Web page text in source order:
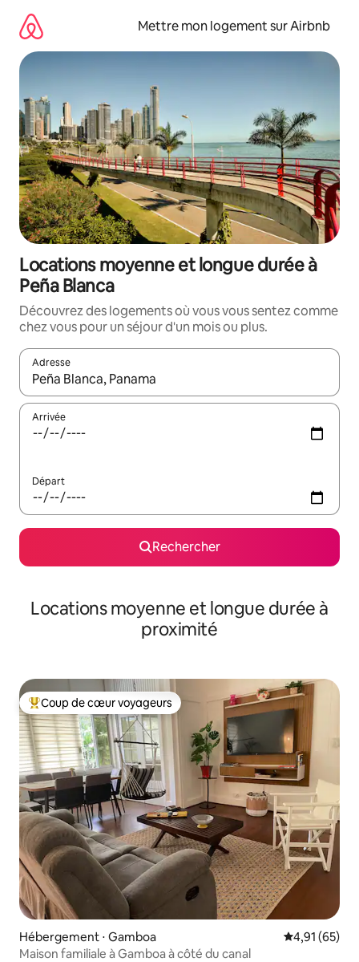
directement
contenu
Mettre mon logement sur Airbnb
Locations moyenne et longue durée à
Peña Blanca
Découvrez des logements où vous vous sentez comme
chez vous pour un séjour d'un mois ou plus.
Adresse
Lorsque les résultats s'affichent, utilisez les flèches vers le
Arrivée
Départ
Rechercher
Locations moyenne et longue durée à
proximité
Coups de cœur voyageurs les plus appréciés
Coup de cœur voyageurs
Hébergement ⋅ Gamboa Évaluation
4,91 (65)
Maison familiale à Gamboa à côté du canal